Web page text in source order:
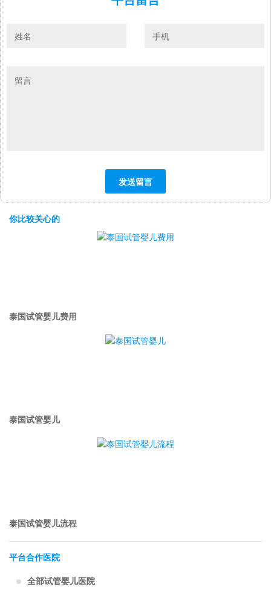
你比较关心的
泰国试管婴儿费用
泰国试管婴儿
泰国试管婴儿流程
平台合作医院
全部试管婴儿医院